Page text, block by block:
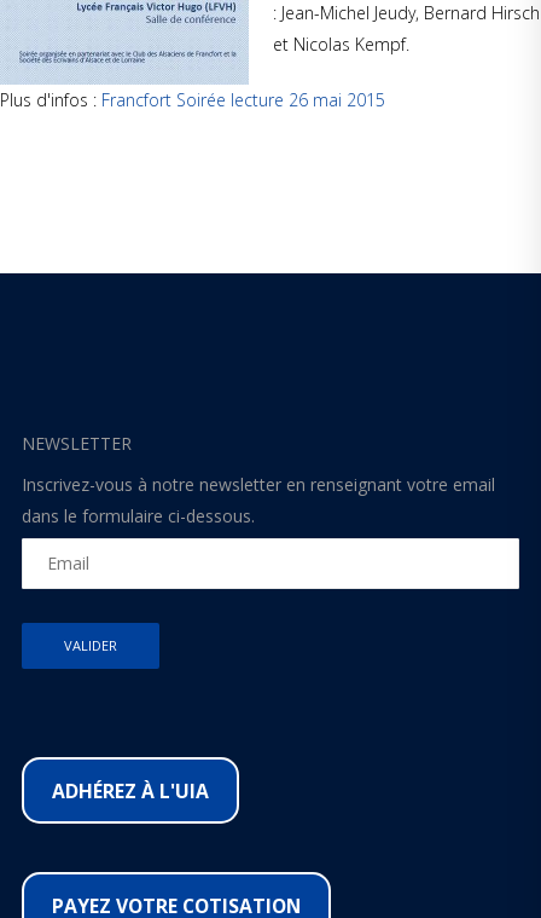
: Jean-Michel Jeudy, Bernard Hirsch
et Nicolas Kempf.
Plus d'infos : Francfort Soirée lecture 26 mai 2015
NEWSLETTER
Inscrivez-vous à notre newsletter en renseignant votre email
dans le formulaire ci-dessous.
ADHÉREZ À L'UIA
PAYEZ VOTRE COTISATION